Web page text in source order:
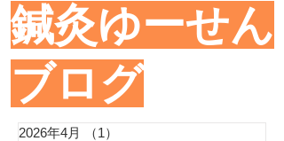
​鍼灸ゆーせん
ブログ
2026年4月 （1）